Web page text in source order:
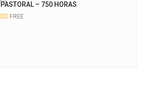
PASTORAL – 750 HORAS
FREE